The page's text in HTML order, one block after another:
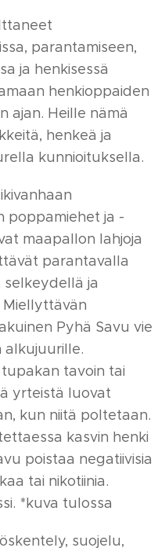
parantamiseen,
ja henkisessä
henkioppaiden
ajan. Heille nämä
henkeä ja
kunnioituksella.
poppamiehet ja -
maapallon lahjoja
parantavalla
selkeydellä ja
Pyhä Savu vie
alkujuurille.
tavoin tai
yrteistä luovat
kun niitä poltetaan.
kasvin henki
poistaa negatiivisia
tai nikotiinia.
*kuva tulossa
suojelu,